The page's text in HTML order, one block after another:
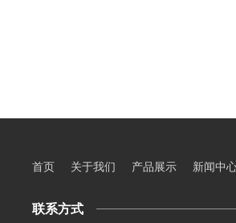
首页 关于我们 产品展示 新闻中
联系方式